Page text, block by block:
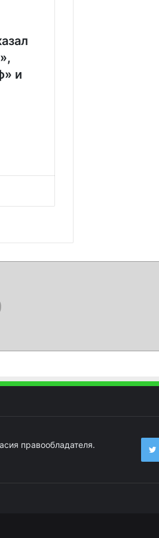
и
правообладателя.